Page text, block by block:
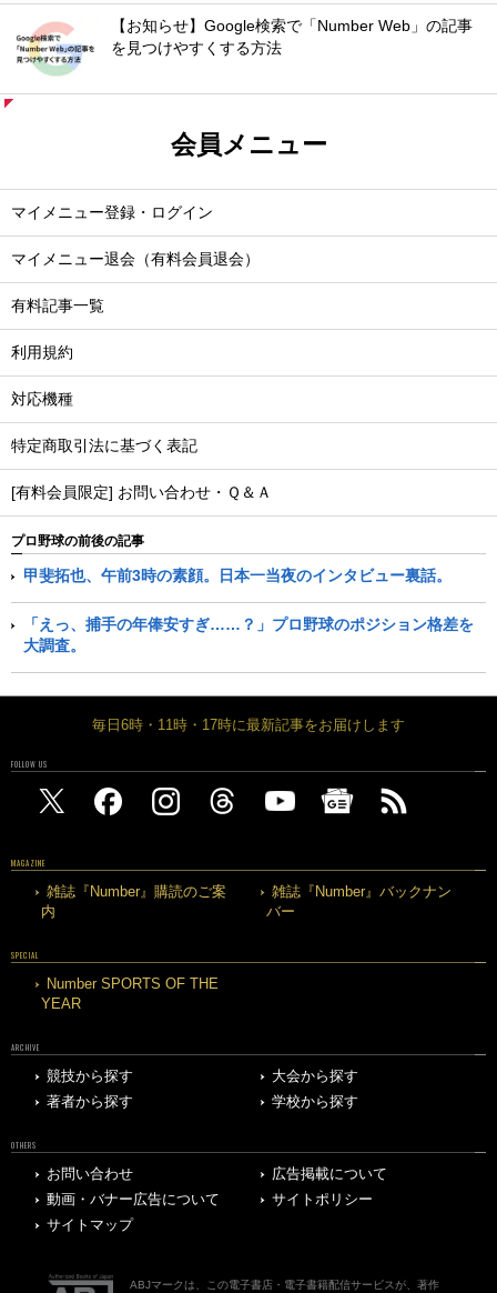
【お知らせ】Google検索で「Number Web」の記事
を見つけやすくする方法
会員メニュー
マイメニュー登録・ログイン
マイメニュー退会（有料会員退会）
有料記事一覧
利用規約
対応機種
特定商取引法に基づく表記
[有料会員限定] お問い合わせ・Ｑ＆Ａ
プロ野球の前後の記事
甲斐拓也、午前3時の素顔。日本一当夜のインタビュー裏話。
「えっ、捕手の年俸安すぎ……？」プロ野球のポジション格差を
大調査。
毎日6時・11時・17時に最新記事をお届けします
FOLLOW US
MAGAZINE
雑誌『Number』購読のご案
内
雑誌『Number』バックナン
バー
SPECIAL
Number SPORTS OF THE
YEAR
ARCHIVE
競技から探す
大会から探す
著者から探す
学校から探す
OTHERS
お問い合わせ
広告掲載について
動画・バナー広告について
サイトポリシー
サイトマップ
ABJマークは、この電子書店・電子書籍配信サービスが、著作